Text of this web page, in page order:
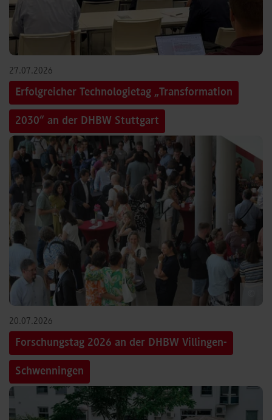
27.07.2026
Erfolgreicher Technologietag „Transformation
2030“ an der DHBW Stuttgart
©
20.07.2026
Forschungstag 2026 an der DHBW Villingen-
Schwenningen